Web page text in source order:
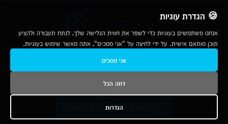
נשמח לעמוד לשירותך בטלפון
1-800-780-760
קבלת פרטים ממוסדות לימודים
🍪 הגדרת עוגיות
אנחנו משתמשים בעוגיות כדי לשפר את חווית הגלישה שלך, לנתח תעבורה ולהציע
תוכן מותאם אישית. על ידי לחיצה על "אני מסכים", אתה מאשר שימוש בעוגיות.
אני מסכים
דחה הכל
הגדרות